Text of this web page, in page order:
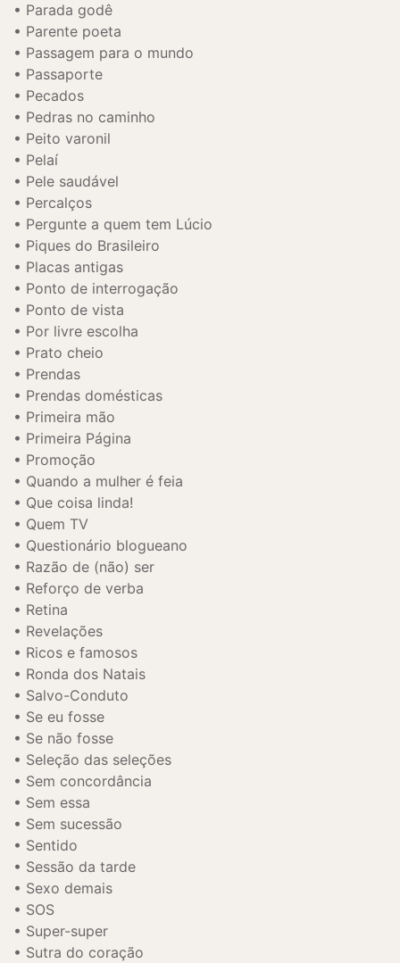
Parada godê
Parente poeta
Passagem para o mundo
Passaporte
Pecados
Pedras no caminho
Peito varonil
Pelaí
Pele saudável
Percalços
Pergunte a quem tem Lúcio
Piques do Brasileiro
Placas antigas
Ponto de interrogação
Ponto de vista
Por livre escolha
Prato cheio
Prendas
Prendas domésticas
Primeira mão
Primeira Página
Promoção
Quando a mulher é feia
Que coisa linda!
Quem TV
Questionário blogueano
Razão de (não) ser
Reforço de verba
Retina
Revelações
Ricos e famosos
Ronda dos Natais
Salvo-Conduto
Se eu fosse
Se não fosse
Seleção das seleções
Sem concordância
Sem essa
Sem sucessão
Sentido
Sessão da tarde
Sexo demais
SOS
Super-super
Sutra do coração